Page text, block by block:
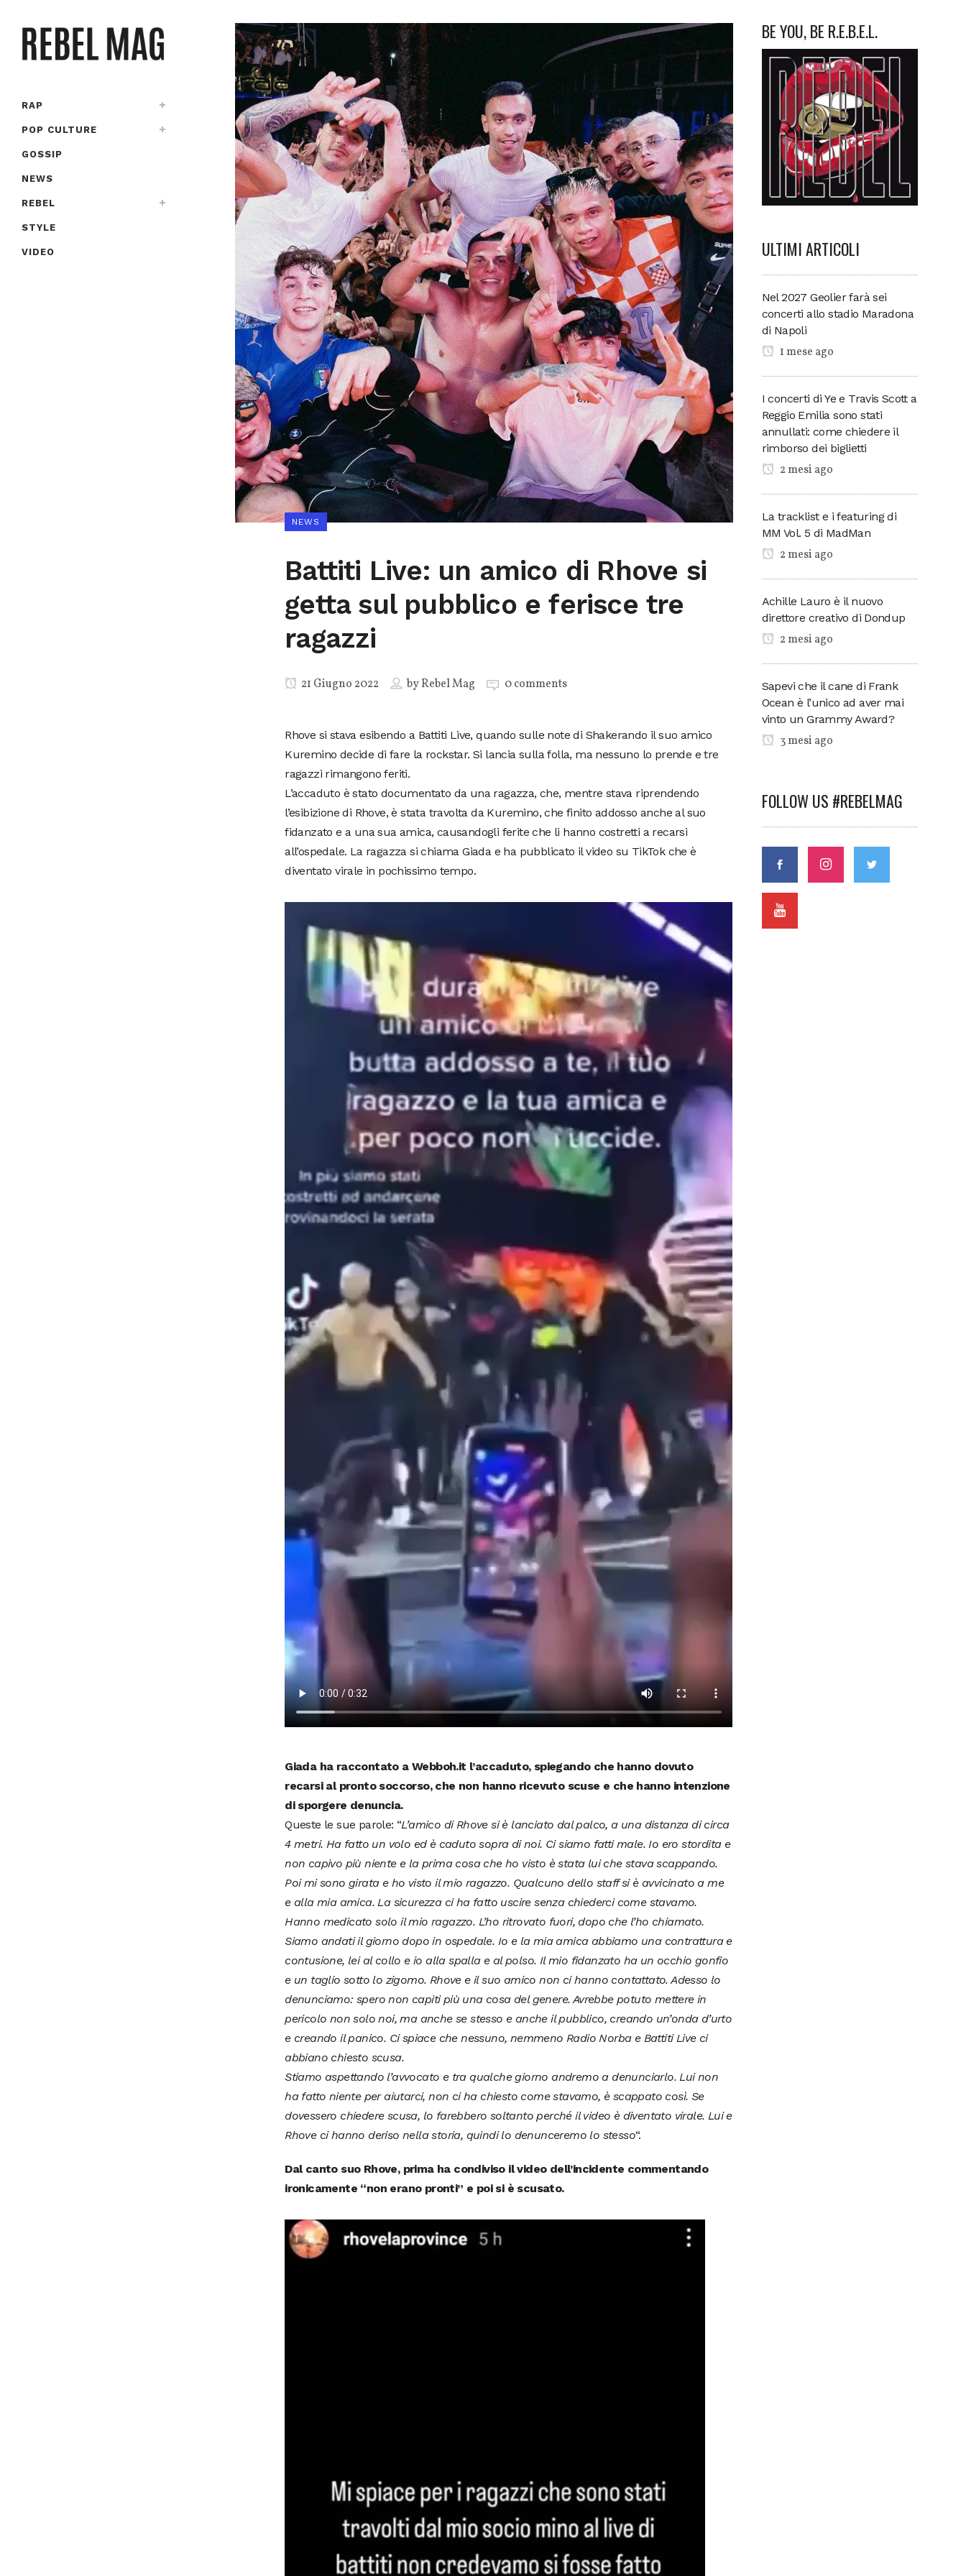
RAP
POP CULTURE
GOSSIP
NEWS
REBEL
STYLE
VIDEO
NEWS
Battiti Live: un amico di Rhove si
getta sul pubblico e ferisce tre
ragazzi
21 Giugno 2022 byRebel Mag 0 comments
Rhove si stava esibendo a Battiti Live, quando sulle note di Shakerando il suo amico
Kuremino decide di fare la rockstar. Si lancia sulla folla, ma nessuno lo prende e tre
ragazzi rimangono feriti.
L’accaduto è stato documentato da una ragazza, che, mentre stava riprendendo
l’esibizione di Rhove, è stata travolta da Kuremino, che finito addosso anche al suo
fidanzato e a una sua amica, causandogli ferite che li hanno costretti a recarsi
all’ospedale. La ragazza si chiama Giada e ha pubblicato il video su TikTok che è
diventato virale in pochissimo tempo.
Giada ha raccontato a Webboh.it l’accaduto, spiegando che hanno dovuto
recarsi al pronto soccorso, che non hanno ricevuto scuse e che hanno intenzione
di sporgere denuncia.
Queste le sue parole: “L’amico di Rhove si è lanciato dal palco, a una distanza di circa
4 metri. Ha fatto un volo ed è caduto sopra di noi. Ci siamo fatti male. Io ero stordita e
non capivo più niente e la prima cosa che ho visto è stata lui che stava scappando.
Poi mi sono girata e ho visto il mio ragazzo. Qualcuno dello staff si è avvicinato a me
e alla mia amica. La sicurezza ci ha fatto uscire senza chiederci come stavamo.
Hanno medicato solo il mio ragazzo. L’ho ritrovato fuori, dopo che l’ho chiamato.
Siamo andati il giorno dopo in ospedale. Io e la mia amica abbiamo una contrattura e
contusione, lei al collo e io alla spalla e al polso. Il mio fidanzato ha un occhio gonfio
e un taglio sotto lo zigomo. Rhove e il suo amico non ci hanno contattato. Adesso lo
denunciamo: spero non capiti più una cosa del genere. Avrebbe potuto mettere in
pericolo non solo noi, ma anche se stesso e anche il pubblico, creando un’onda d’urto
e creando il panico. Ci spiace che nessuno, nemmeno Radio Norba e Battiti Live ci
abbiano chiesto scusa.
Stiamo aspettando l’avvocato e tra qualche giorno andremo a denunciarlo. Lui non
ha fatto niente per aiutarci, non ci ha chiesto come stavamo, è scappato così. Se
dovessero chiedere scusa, lo farebbero soltanto perché il video è diventato virale. Lui e
Rhove ci hanno deriso nella storia, quindi lo denunceremo lo stesso“.
Dal canto suo Rhove, prima ha condiviso il video dell’incidente commentando
ironicamente “non erano pronti” e poi si è scusato.
BE YOU, BE R.E.B.E.L.
ULTIMI ARTICOLI
Nel 2027 Geolier farà sei
concerti allo stadio Maradona
di Napoli
1 mese ago
I concerti di Ye e Travis Scott a
Reggio Emilia sono stati
annullati: come chiedere il
rimborso dei biglietti
2 mesi ago
La tracklist e i featuring di
MM Vol. 5 di MadMan
2 mesi ago
Achille Lauro è il nuovo
direttore creativo di Dondup
2 mesi ago
Sapevi che il cane di Frank
Ocean è l’unico ad aver mai
vinto un Grammy Award?
3 mesi ago
FOLLOW US #REBELMAG